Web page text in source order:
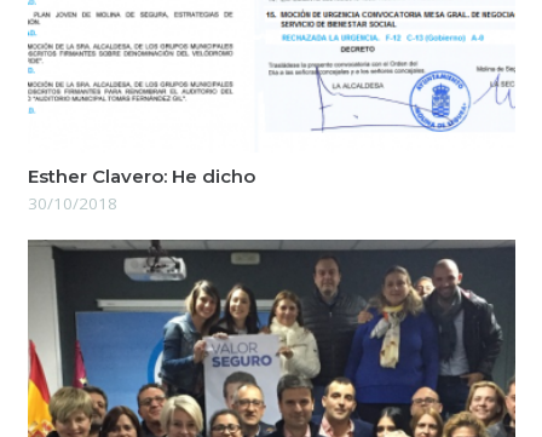
Esther Clavero: He dicho
30/10/2018